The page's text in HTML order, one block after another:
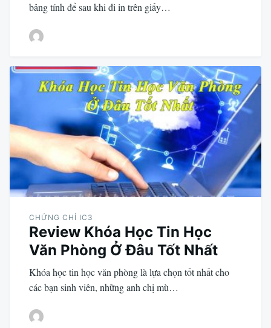
bảng tính để sau khi đi in trên giấy…
CHỨNG CHỈ IC3
Review Khóa Học Tin Học
Văn Phòng Ở Đâu Tốt Nhất
Khóa học tin học văn phòng là lựa chọn tốt nhất cho
các bạn sinh viên, những anh chị mù…